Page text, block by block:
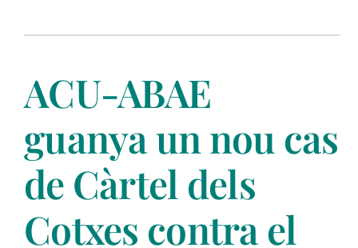
ACU-ABAE
guanya un nou cas
de Càrtel dels
Cotxes contra el